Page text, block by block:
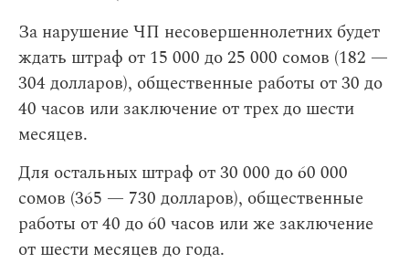
За нарушение ЧП несовершеннолетних будет
ждать штраф от 15 000 до 25 000 сомов (182 —
304 долларов), общественные работы от 30 до
40 часов или заключение от трех до шести
месяцев.
Для остальных штраф от 30 000 до 60 000
сомов (365 — 730 долларов), общественные
работы от 40 до 60 часов или же заключение
от шести месяцев до года.